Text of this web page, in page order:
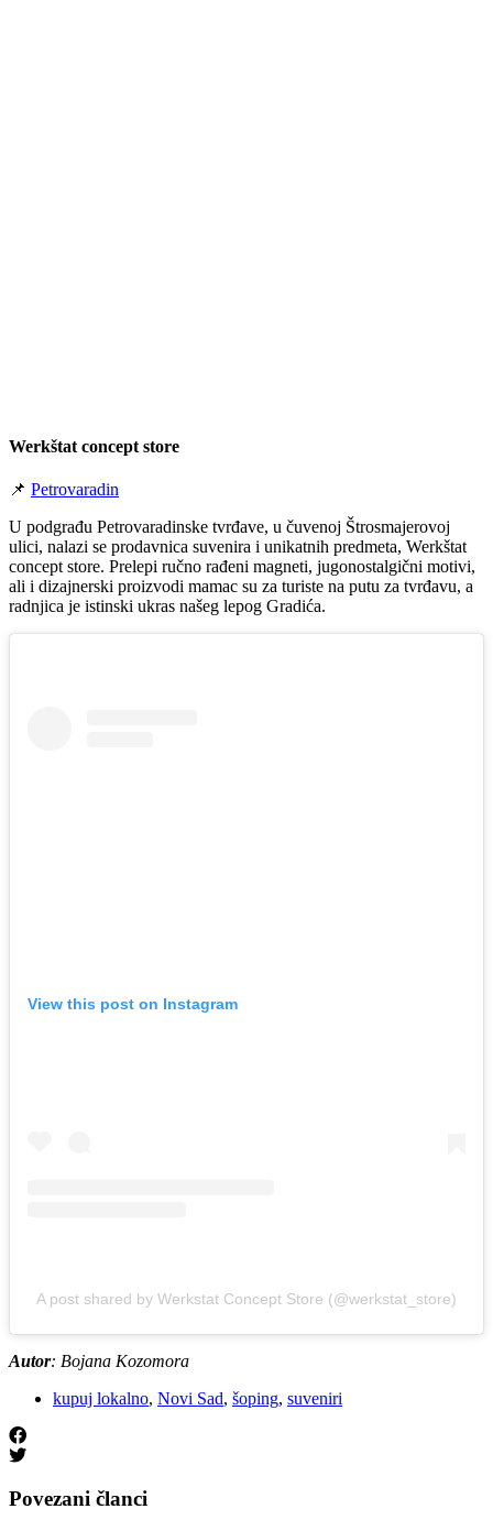
Werkštat concept store
📌 Petrovaradin
U podgrađu Petrovaradinske tvrđave, u čuvenoj Štrosmajerovoj
ulici, nalazi se prodavnica suvenira i unikatnih predmeta, Werkštat
concept store. Prelepi ručno rađeni magneti, jugonostalgični motivi,
ali i dizajnerski proizvodi mamac su za turiste na putu za tvrđavu, a
radnjica je istinski ukras našeg lepog Gradića.
View this post on Instagram
A post shared by Werkstat Concept Store (@werkstat_store)
Autor: Bojana Kozomora
kupuj lokalno, Novi Sad, šoping, suveniri
Povezani članci